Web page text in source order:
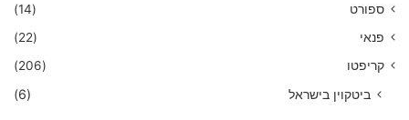
ספורט
(14)
פנאי
(22)
קריפטו
(206)
ביטקוין בישראל (6)